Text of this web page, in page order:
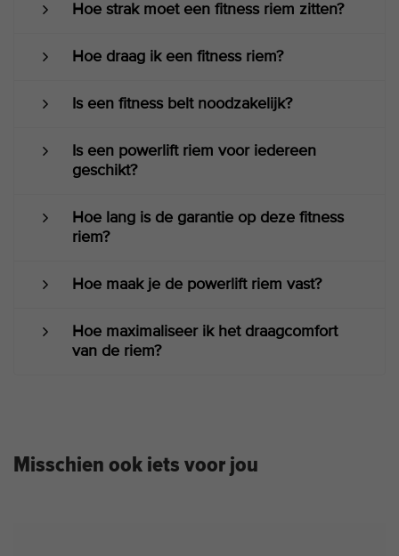
Hoe strak moet een fitness riem zitten?
Hoe draag ik een fitness riem?
Is een fitness belt noodzakelijk?
Is een powerlift riem voor iedereen
geschikt?
Hoe lang is de garantie op deze fitness
riem?
Hoe maak je de powerlift riem vast?
Hoe maximaliseer ik het draagcomfort
van de riem?
Misschien ook iets voor jou